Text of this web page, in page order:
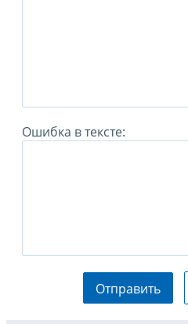
Ошибка в тексте:
Отправить